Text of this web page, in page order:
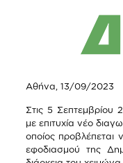
Αθήνα, 13/09/2023
Στις 5 Σεπτεμβρίου
με επιτυχία νέο
οποίος προβλέπεται
εφοδιασμού της